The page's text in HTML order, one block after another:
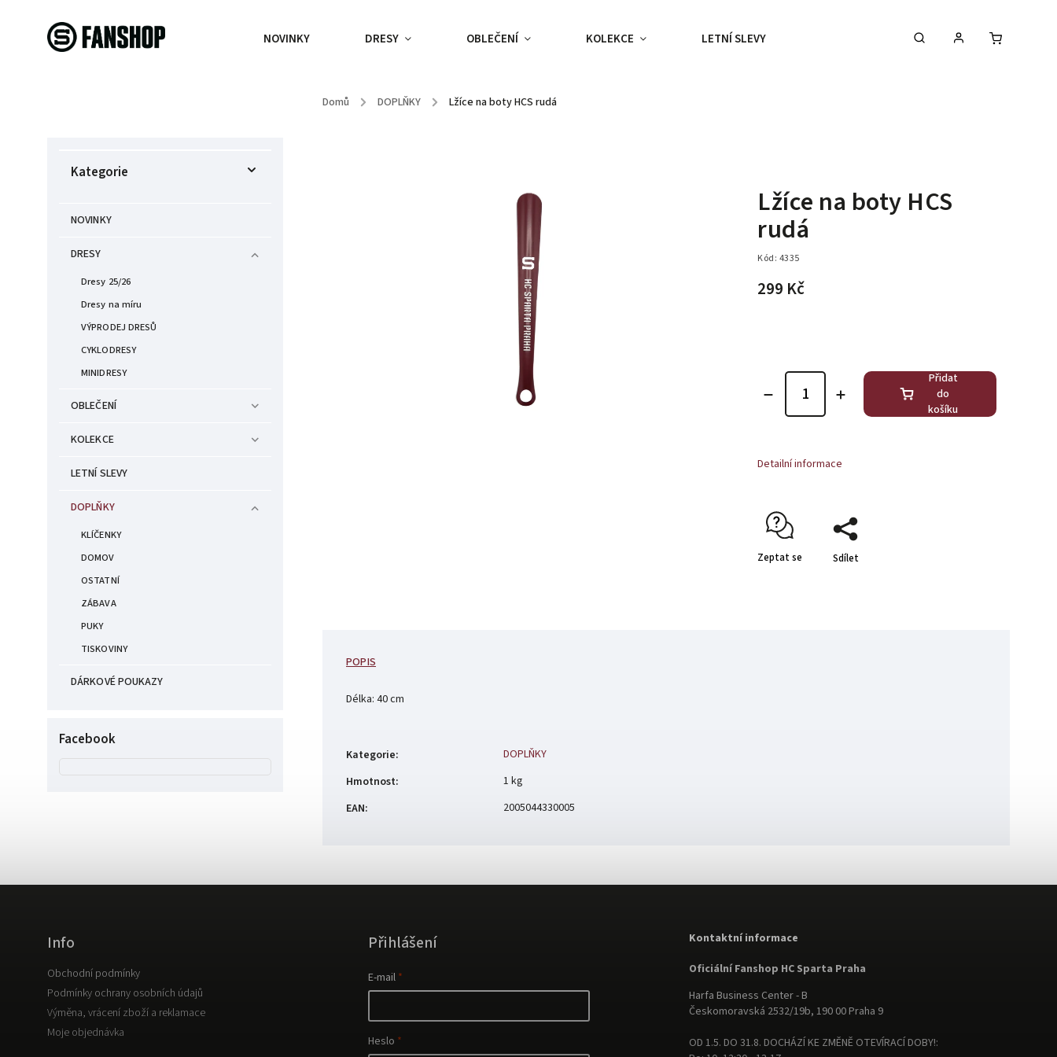
NOVINKY DRESY OBLEČENÍ KOLEKCE LETNÍ SLEVY DÁRKOVÉ POUKAZY
Domů / DOPLŇKY / Lžíce na boty HCS rudá
Kategorie
NOVINKY
DRESY
Dresy 25/26
Dresy na míru
VÝPRODEJ DRESŮ
CYKLODRESY
MINIDRESY
OBLEČENÍ
KOLEKCE
LETNÍ SLEVY
DOPLŇKY
KLÍČENKY
DOMOV
OSTATNÍ
ZÁBAVA
PUKY
TISKOVINY
DÁRKOVÉ POUKAZY
Facebook
Lžíce na boty HCS
rudá
Kód: 4335
299 Kč
Přidat
do
košíku
Detailní informace
Zeptat se Sdílet
POPIS
Délka: 40 cm
Kategorie:
DOPLŇKY
Hmotnost:
1 kg
EAN: 2005044330005
Info
Obchodní podmínky
Podmínky ochrany osobních údajů
Výměna, vrácení zboží a reklamace
Moje objednávka
Přihlášení
E-mail
Heslo
Kontaktní informace
Oficiální Fanshop HC Sparta Praha
Harfa Business Center - B
Českomoravská 2532/19b, 190 00 Praha 9
OD 1.5. DO 31.8. DOCHÁZÍ KE ZMĚNĚ OTEVÍRACÍ DOBY!: